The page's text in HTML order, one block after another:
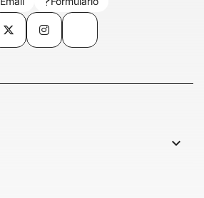
Twitter InstagramTikTok
